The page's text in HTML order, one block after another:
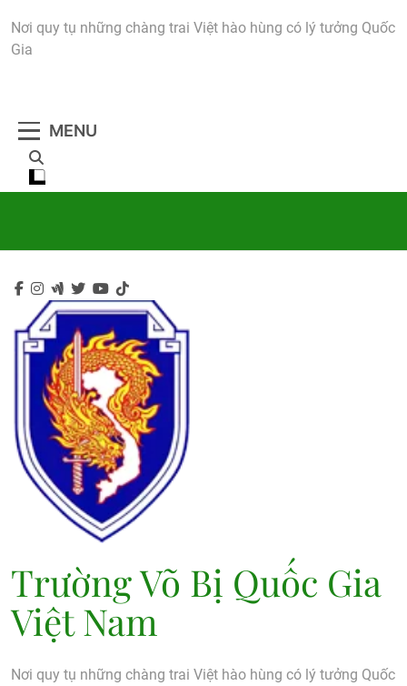
Nơi quy tụ những chàng trai Việt hào hùng có lý tưởng Quốc
Gia
MENU
Trường Võ Bị Quốc Gia
Việt Nam
Nơi quy tụ những chàng trai Việt hào hùng có lý tưởng Quốc